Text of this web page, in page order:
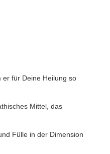
er für Deine Heilung so
Mittel, das
Fülle in der Dimension